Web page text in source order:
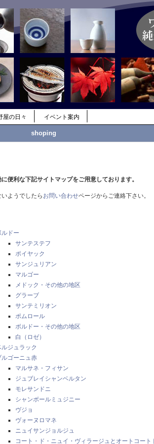
屋の日々 イベント案内
shoping
便利な下記サイトマップをご用意しております。
ようでしたら お問い合わせページからご連絡下さい。
ルドー
サンテステフ
ポイヤック
サンジュリアン
マルゴー
メドック・その他の地区
グラーブ
サンテミリオン
ポムロール
ボルドー・その他の地区
白（ロゼ）
ルジュラック
ルゴーニュ赤
マルサネ・フィサン
ジュブレイシャンベルタン
モレサンドニ
シャンボールミュジニー
ヴジョ
ヴォーヌロマネ
ニュイサンジョルジュ
コート・ド・ニュイ・ヴィラージュとオートコート